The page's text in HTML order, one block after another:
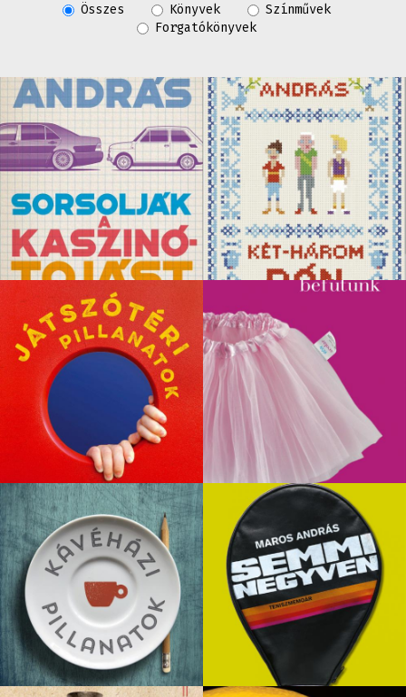
Összes Könyvek
Színművek
Forgatókönyvek